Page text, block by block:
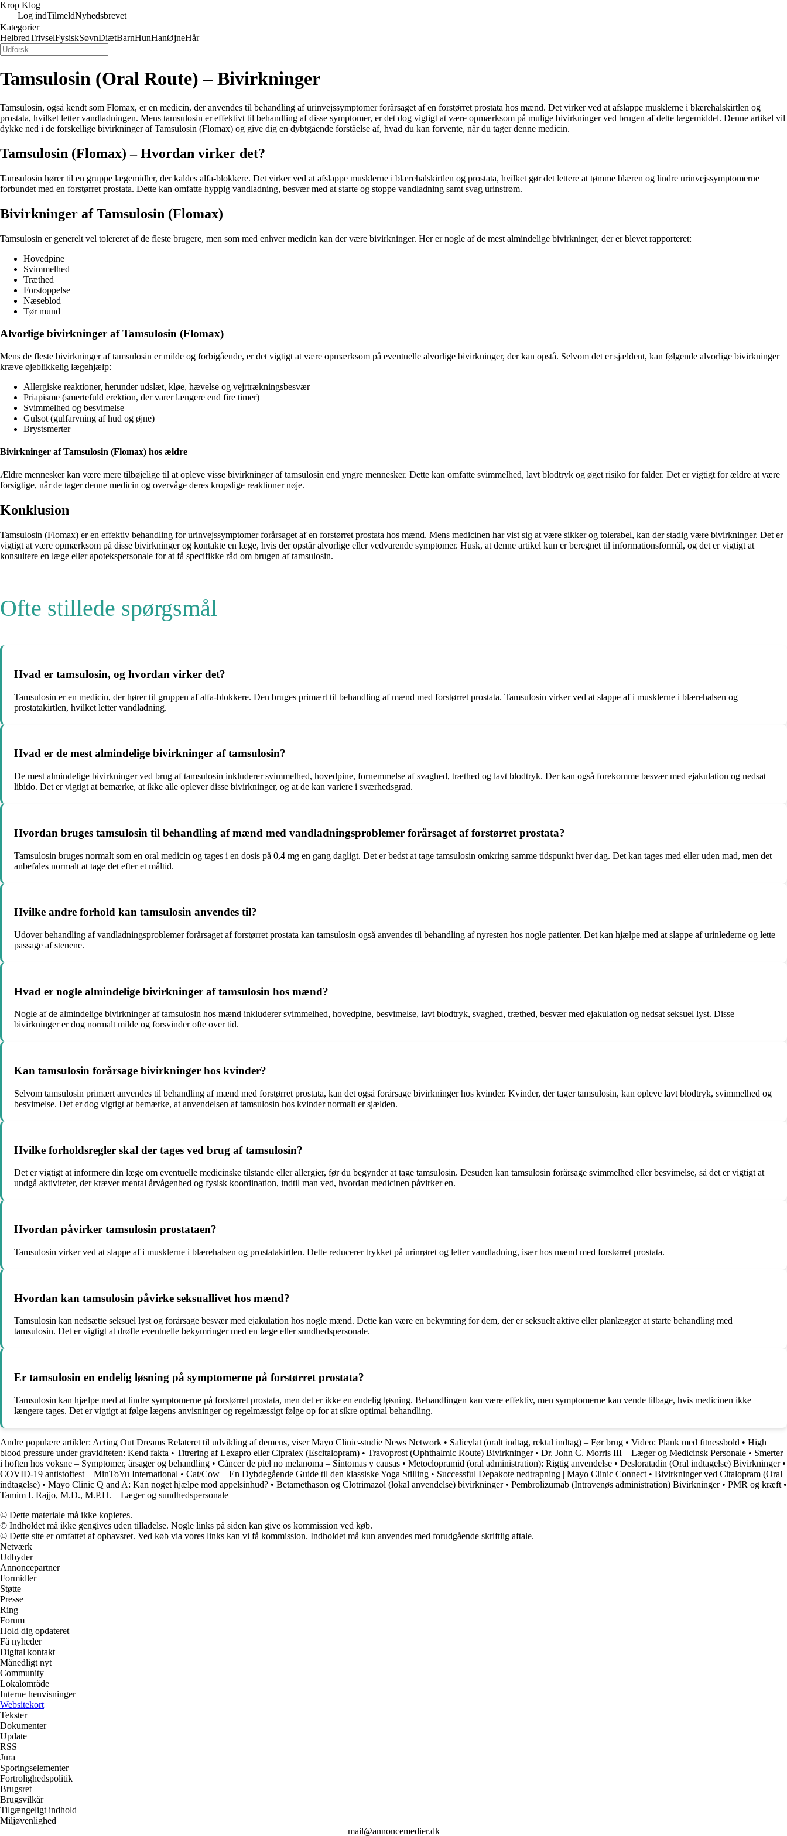
Krop Klog
Log indTilmeldNyhedsbrevet
Kategorier
HelbredTrivselFysiskSøvnDiætBarnHunHanØjneHår
Tamsulosin (Oral Route) – Bivirkninger
Tamsulosin, også kendt som Flomax, er en medicin, der anvendes til behandling af urinvejssymptomer forårsaget af en forstørret prostata hos mænd. Det virker ved at afslappe musklerne i blærehalskirtlen og
prostata, hvilket letter vandladningen. Mens tamsulosin er effektivt til behandling af disse symptomer, er det dog vigtigt at være opmærksom på mulige bivirkninger ved brugen af dette lægemiddel. Denne artikel vil
dykke ned i de forskellige bivirkninger af Tamsulosin (Flomax) og give dig en dybtgående forståelse af, hvad du kan forvente, når du tager denne medicin.
Tamsulosin (Flomax) – Hvordan virker det?
Tamsulosin hører til en gruppe lægemidler, der kaldes alfa-blokkere. Det virker ved at afslappe musklerne i blærehalskirtlen og prostata, hvilket gør det lettere at tømme blæren og lindre urinvejssymptomerne
forbundet med en forstørret prostata. Dette kan omfatte hyppig vandladning, besvær med at starte og stoppe vandladning samt svag urinstrøm.
Bivirkninger af Tamsulosin (Flomax)
Tamsulosin er generelt vel tolereret af de fleste brugere, men som med enhver medicin kan der være bivirkninger. Her er nogle af de mest almindelige bivirkninger, der er blevet rapporteret:
Hovedpine
Svimmelhed
Træthed
Forstoppelse
Næseblod
Tør mund
Alvorlige bivirkninger af Tamsulosin (Flomax)
Mens de fleste bivirkninger af tamsulosin er milde og forbigående, er det vigtigt at være opmærksom på eventuelle alvorlige bivirkninger, der kan opstå. Selvom det er sjældent, kan følgende alvorlige bivirkninger
kræve øjeblikkelig lægehjælp:
Allergiske reaktioner, herunder udslæt, kløe, hævelse og vejrtrækningsbesvær
Priapisme (smertefuld erektion, der varer længere end fire timer)
Svimmelhed og besvimelse
Gulsot (gulfarvning af hud og øjne)
Brystsmerter
Bivirkninger af Tamsulosin (Flomax) hos ældre
Ældre mennesker kan være mere tilbøjelige til at opleve visse bivirkninger af tamsulosin end yngre mennesker. Dette kan omfatte svimmelhed, lavt blodtryk og øget risiko for falder. Det er vigtigt for ældre at være
forsigtige, når de tager denne medicin og overvåge deres kropslige reaktioner nøje.
Konklusion
Tamsulosin (Flomax) er en effektiv behandling for urinvejssymptomer forårsaget af en forstørret prostata hos mænd. Mens medicinen har vist sig at være sikker og tolerabel, kan der stadig være bivirkninger. Det er
vigtigt at være opmærksom på disse bivirkninger og kontakte en læge, hvis der opstår alvorlige eller vedvarende symptomer. Husk, at denne artikel kun er beregnet til informationsformål, og det er vigtigt at
konsultere en læge eller apotekspersonale for at få specifikke råd om brugen af tamsulosin.
Ofte stillede spørgsmål
Hvad er tamsulosin, og hvordan virker det?
Tamsulosin er en medicin, der hører til gruppen af alfa-blokkere. Den bruges primært til behandling af mænd med forstørret prostata. Tamsulosin virker ved at slappe af i musklerne i blærehalsen og
prostatakirtlen, hvilket letter vandladning.
Hvad er de mest almindelige bivirkninger af tamsulosin?
De mest almindelige bivirkninger ved brug af tamsulosin inkluderer svimmelhed, hovedpine, fornemmelse af svaghed, træthed og lavt blodtryk. Der kan også forekomme besvær med ejakulation og nedsat
libido. Det er vigtigt at bemærke, at ikke alle oplever disse bivirkninger, og at de kan variere i sværhedsgrad.
Hvordan bruges tamsulosin til behandling af mænd med vandladningsproblemer forårsaget af forstørret prostata?
Tamsulosin bruges normalt som en oral medicin og tages i en dosis på 0,4 mg en gang dagligt. Det er bedst at tage tamsulosin omkring samme tidspunkt hver dag. Det kan tages med eller uden mad, men det
anbefales normalt at tage det efter et måltid.
Hvilke andre forhold kan tamsulosin anvendes til?
Udover behandling af vandladningsproblemer forårsaget af forstørret prostata kan tamsulosin også anvendes til behandling af nyresten hos nogle patienter. Det kan hjælpe med at slappe af urinlederne og lette
passage af stenene.
Hvad er nogle almindelige bivirkninger af tamsulosin hos mænd?
Nogle af de almindelige bivirkninger af tamsulosin hos mænd inkluderer svimmelhed, hovedpine, besvimelse, lavt blodtryk, svaghed, træthed, besvær med ejakulation og nedsat seksuel lyst. Disse
bivirkninger er dog normalt milde og forsvinder ofte over tid.
Kan tamsulosin forårsage bivirkninger hos kvinder?
Selvom tamsulosin primært anvendes til behandling af mænd med forstørret prostata, kan det også forårsage bivirkninger hos kvinder. Kvinder, der tager tamsulosin, kan opleve lavt blodtryk, svimmelhed og
besvimelse. Det er dog vigtigt at bemærke, at anvendelsen af tamsulosin hos kvinder normalt er sjælden.
Hvilke forholdsregler skal der tages ved brug af tamsulosin?
Det er vigtigt at informere din læge om eventuelle medicinske tilstande eller allergier, før du begynder at tage tamsulosin. Desuden kan tamsulosin forårsage svimmelhed eller besvimelse, så det er vigtigt at
undgå aktiviteter, der kræver mental årvågenhed og fysisk koordination, indtil man ved, hvordan medicinen påvirker en.
Hvordan påvirker tamsulosin prostataen?
Tamsulosin virker ved at slappe af i musklerne i blærehalsen og prostatakirtlen. Dette reducerer trykket på urinrøret og letter vandladning, især hos mænd med forstørret prostata.
Hvordan kan tamsulosin påvirke seksuallivet hos mænd?
Tamsulosin kan nedsætte seksuel lyst og forårsage besvær med ejakulation hos nogle mænd. Dette kan være en bekymring for dem, der er seksuelt aktive eller planlægger at starte behandling med
tamsulosin. Det er vigtigt at drøfte eventuelle bekymringer med en læge eller sundhedspersonale.
Er tamsulosin en endelig løsning på symptomerne på forstørret prostata?
Tamsulosin kan hjælpe med at lindre symptomerne på forstørret prostata, men det er ikke en endelig løsning. Behandlingen kan være effektiv, men symptomerne kan vende tilbage, hvis medicinen ikke
længere tages. Det er vigtigt at følge lægens anvisninger og regelmæssigt følge op for at sikre optimal behandling.
Andre populære artikler: Acting Out Dreams Relateret til udvikling af demens, viser Mayo Clinic-studie News Network • Salicylat (oralt indtag, rektal indtag) – Før brug • Video: Plank med fitnessbold • High
blood pressure under graviditeten: Kend fakta • Titrering af Lexapro eller Cipralex (Escitalopram) • Travoprost (Ophthalmic Route) Bivirkninger• Dr. John C. Morris III – Læger og Medicinsk Personale • Smerter
i hoften hos voksne – Symptomer, årsager og behandling • Cáncer de piel no melanoma – Síntomas y causas • Metoclopramid (oral administration): Rigtig anvendelse • Desloratadin (Oral indtagelse) Bivirkninger•
COVID-19 antistoftest – MinToYu International • Cat/Cow – En Dybdegående Guide til den klassiske Yoga Stilling • Successful Depakote nedtrapning | Mayo Clinic Connect • Bivirkninger ved Citalopram (Oral
indtagelse) • Mayo Clinic Q and A: Kan noget hjælpe mod appelsinhud? • Betamethason og Clotrimazol (lokal anvendelse) bivirkninger• Pembrolizumab (Intravenøs administration) Bivirkninger• PMR og kræft •
Tamim I. Rajjo, M.D., M.P.H. – Læger og sundhedspersonale
© Dette materiale må ikke kopieres.
© Indholdet må ikke gengives uden tilladelse. Nogle links på siden kan give os kommission ved køb.
© Dette site er omfattet af ophavsret. Ved køb via vores links kan vi få kommission. Indholdet må kun anvendes med forudgående skriftlig aftale.
Netværk
Udbyder
Annoncepartner
Formidler
Støtte
Presse
Ring
Forum
Hold dig opdateret
Få nyheder
Digital kontakt
Månedligt nyt
Community
Lokalområde
Interne henvisninger
Websitekort
Tekster
Dokumenter
Update
RSS
Jura
Sporingselementer
Fortrolighedspolitik
Brugsret
Brugsvilkår
Tilgængeligt indhold
Miljøvenlighed
mail@annoncemedier.dk